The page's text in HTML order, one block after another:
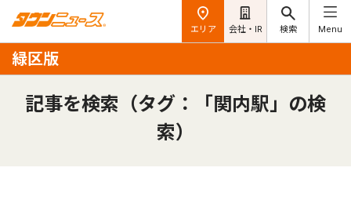
エリア 会社・IR 検索 Menu
緑区版
記事を検索（タグ：「関内駅」の検
索）